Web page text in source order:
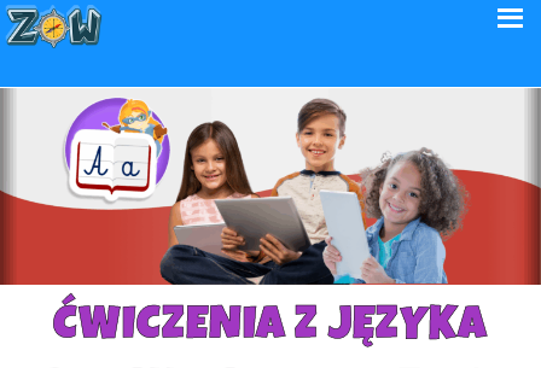
ĆWICZENIA Z JĘZYKA